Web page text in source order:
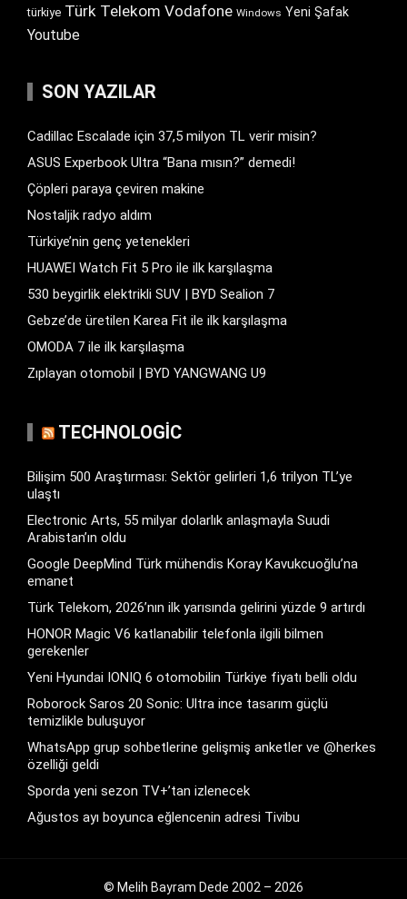
türkiye Türk Telekom Vodafone Windows Yeni Şafak
Youtube
SON YAZILAR
Cadillac Escalade için 37,5 milyon TL verir misin?
ASUS Experbook Ultra “Bana mısın?” demedi!
Çöpleri paraya çeviren makine
Nostaljik radyo aldım
Türkiye’nin genç yetenekleri
HUAWEI Watch Fit 5 Pro ile ilk karşılaşma
530 beygirlik elektrikli SUV | BYD Sealion 7
Gebze’de üretilen Karea Fit ile ilk karşılaşma
OMODA 7 ile ilk karşılaşma
Zıplayan otomobil | BYD YANGWANG U9
TECHNOLOGIC
Bilişim 500 Araştırması: Sektör gelirleri 1,6 trilyon TL’ye
ulaştı
Electronic Arts, 55 milyar dolarlık anlaşmayla Suudi
Arabistan’ın oldu
Google DeepMind Türk mühendis Koray Kavukcuoğlu’na
emanet
Türk Telekom, 2026’nın ilk yarısında gelirini yüzde 9 artırdı
HONOR Magic V6 katlanabilir telefonla ilgili bilmen
gerekenler
Yeni Hyundai IONIQ 6 otomobilin Türkiye fiyatı belli oldu
Roborock Saros 20 Sonic: Ultra ince tasarım güçlü
temizlikle buluşuyor
WhatsApp grup sohbetlerine gelişmiş anketler ve @herkes
özelliği geldi
Sporda yeni sezon TV+’tan izlenecek
Ağustos ayı boyunca eğlencenin adresi Tivibu
© Melih Bayram Dede 2002 – 2026